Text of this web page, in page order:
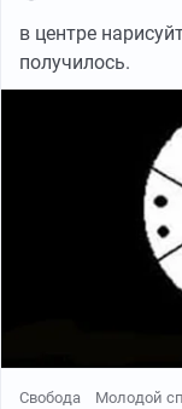
в центре
получилось.
Свобода Молодой